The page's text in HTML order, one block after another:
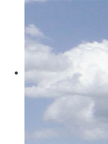
Haver & Boecker
Messen
Achema